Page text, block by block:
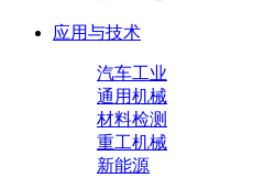
应用与技术
汽车工业
通用机械
材料检测
重工机械
新能源